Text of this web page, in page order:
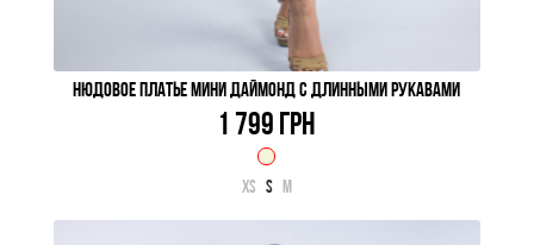
НЮДОВОЕ ПЛАТЬЕ МИНИ ДАЙМОНД C ДЛИННЫМИ РУКАВАМИ
1 799 ГРН
XS S M